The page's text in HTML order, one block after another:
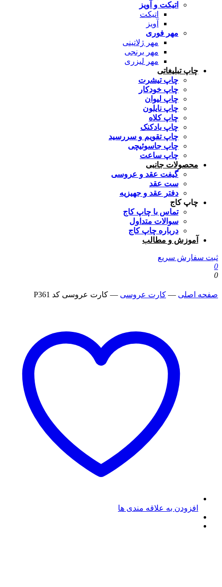
اتیکت و آویز
اتیکت
آویز
مهر فوری
مهر ژلاتینی
مهر برنجی
مهر لیزری
چاپ تبلیغاتی
چاپ تیشرت
چاپ خودکار
چاپ لیوان
چاپ نایلون
چاپ کلاه
چاپ بادکنک
چاپ تقویم و سررسید
چاپ جاسوئیچی
چاپ ساعت
محصولات جانبی
گیفت عقد و عروسی
ست عقد
دفتر عقد و جهیزیه
چاپ کاج
تماس با چاپ کاج
سوالات متداول
درباره چاپ کاج
آموزش و مطالب
ثبت سفارش سریع
0
0
صفحه اصلی — کارت عروسی — کارت عروسی کد P361
افزودن به علاقه مندی ها